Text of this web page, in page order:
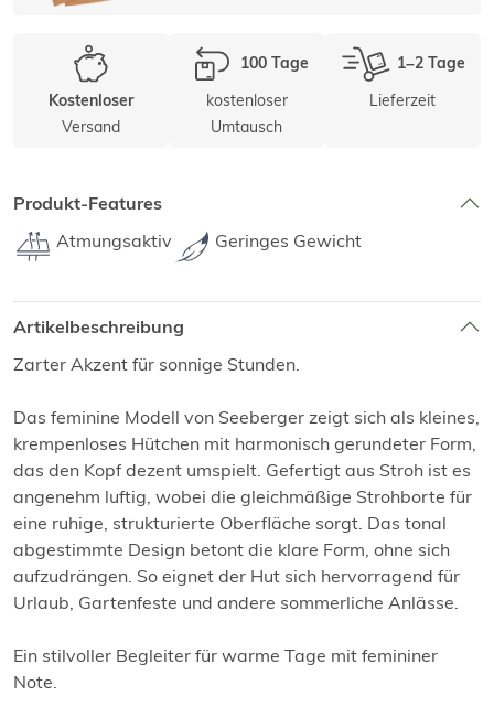
Kostenloser
Versand
100 Tage
kostenloser
Umtausch
1–2 Tage
Lieferzeit
Produkt-Features
Atmungsaktiv Geringes Gewicht
Artikelbeschreibung
Zarter Akzent für sonnige Stunden.
Das feminine Modell von Seeberger zeigt sich als kleines,
krempenloses Hütchen mit harmonisch gerundeter Form,
das den Kopf dezent umspielt. Gefertigt aus Stroh ist es
angenehm luftig, wobei die gleichmäßige Strohborte für
eine ruhige, strukturierte Oberfläche sorgt. Das tonal
abgestimmte Design betont die klare Form, ohne sich
aufzudrängen. So eignet der Hut sich hervorragend für
Urlaub, Gartenfeste und andere sommerliche Anlässe.
Ein stilvoller Begleiter für warme Tage mit femininer
Note.